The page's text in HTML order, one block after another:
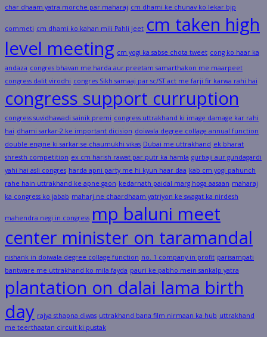
char dhaam yatra morche par maharaj cm dhami ke chunav ko lekar bjp
commeti cm dhami ko kahan mili Pahli jeet cm taken high
level meeting cm yogi ka sabse chota tweet cong ko haar ka
andaza congres bhavan me harda aur preetam samarthakon me maarpeet
congress dalit virodhi congres Sikh samaaj par sc/ST act me farji fir karwa rahi hai
congress support curruption
congress suvidhawadi sainik premi congress uttrakhand ki image damage kar rahi
hai dhami sarkar-2 ke important dicision doiwala degree collage annual function
double engine ki sarkar se chaumukhi vikas Dubai me uttrakhand ek bharat
shresth competition ex cm harish rawat par putr ka hamla gurbaji aur gundagardi
yahi hai asli congres harda apni party me hi kyun haar daa kab cm yogi pahunch
rahe hain uttrakhand ke apne gaon kedarnath paidal marg hoga aasaan maharaj
ka congress ko jabab maharj ne chaardhaam yatriyon ke swagat ka nirdesh
mahendra negi in congress mp baluni meet
center minister on taramandal
nishank in doiwala degree collage function no. 1 company in profit parisampati
bantware me uttrakhand ko mila fayda pauri ke pabho mein sankalp yatra
plantation on dalai lama birth
day rajya sthapna diwas uttrakhand bana film nirmaan ka hub uttrakhand
me teerthaatan circuit ki pustak